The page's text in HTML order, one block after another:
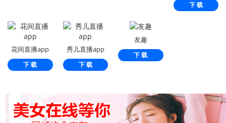
下 载
花间直播app
下 载
秀儿直播app
下 载
友趣
下 载